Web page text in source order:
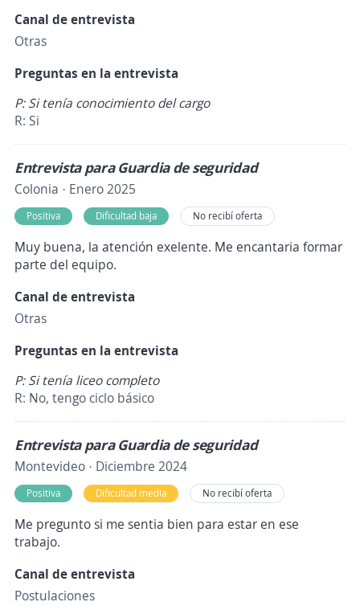
Canal de entrevista
Otras
Preguntas en la entrevista
P: Si tenía conocimiento del cargo
R: Si
Entrevista para Guardia de seguridad
Colonia · Enero 2025
Positiva Dificultad baja No recibí oferta
Muy buena, la atención exelente. Me encantaria formar
parte del equipo.
Canal de entrevista
Otras
Preguntas en la entrevista
P: Si tenía liceo completo
R: No, tengo ciclo básico
Entrevista para Guardia de seguridad
Montevideo · Diciembre 2024
Positiva Dificultad media No recibí oferta
Me pregunto si me sentia bien para estar en ese
trabajo.
Canal de entrevista
Postulaciones